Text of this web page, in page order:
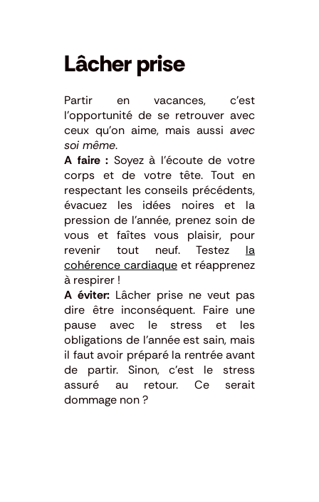
Lâcher prise
Partir en vacances, c’est
l’opportunité de se retrouver avec
ceux qu’on aime, mais aussi avec
soi même.
A faire : Soyez à l’écoute de votre
corps et de votre tête. Tout en
respectant les conseils précédents,
évacuez les idées noires et la
pression de l’année, prenez soin de
vous et faîtes vous plaisir, pour
revenir tout neuf. Testez la
cohérence cardiaque et réapprenez
à respirer !
A éviter: Lâcher prise ne veut pas
dire être inconséquent. Faire une
pause avec le stress et les
obligations de l’année est sain, mais
il faut avoir préparé la rentrée avant
de partir. Sinon, c’est le stress
assuré au retour. Ce serait
dommage non ?